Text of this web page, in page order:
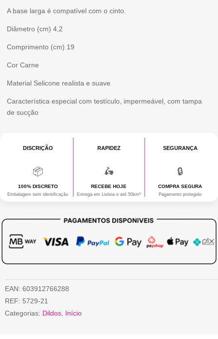
A base larga é compatível com o cinto.
Diâmetro (cm) 4,2
Comprimento (cm) 19
Cor Carne
Material Selicone realista e suave
Característica especial com testículo, impermeável, com tampa
de sucção
DISCRIÇÃO
📦
100% DISCRETO
Embalagem sem identificação
RAPIDEZ
🛵
RECEBE HOJE
Entrega em Lisboa e até 50km*
SEGURANÇA
🔒
COMPRA SEGURA
Pagamento protegido
EAN: 603912766288
REF: 5729-21
Categorias: Dildos Início